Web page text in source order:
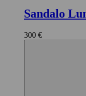
Sandalo
300 €